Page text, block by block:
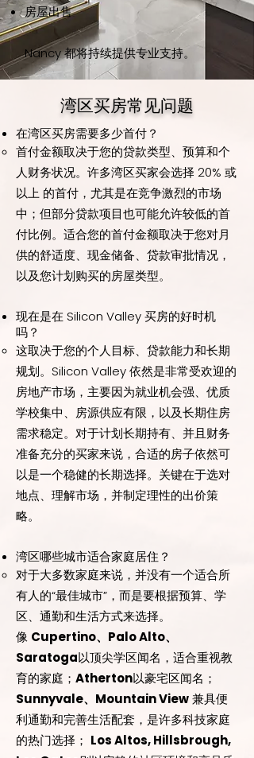
房屋出售
Nancy 都将持续提供专业支持。
湾区买房常见问题
在湾区买房需要多少首付？
首付金额取决于您的贷款类型、预算和个
人财务状况。许多湾区买家会选择 20% 或
以上 的首付，尤其是在竞争激烈的市场
中；但部分贷款项目也可能允许较低的首
付比例。适合您的首付金额取决于您对月
供的舒适度、现金储备、贷款审批情况，
以及您计划购买的房屋类型。
现在是在 Silicon Valley 买房的好时机
吗？
这取决于您的个人目标、贷款能力和长期
规划。Silicon Valley 依然是非常受欢迎的
房地产市场，主要因为就业机会强、优质
学校集中、房源供应有限，以及长期住房
需求稳定。对于计划长期持有、并且财务
准备充分的买家来说，合适的房子依然可
以是一个稳健的长期选择。关键在于选对
地点、理解市场，并制定理性的出价策
略。
湾区哪些城市适合家庭居住？
对于大多数家庭来说，并没有一个适合所
有人的“最佳城市”，而是要根据预算、学
区、通勤和生活方式来选择。
像 Cupertino、Palo Alto、
Saratoga以顶尖学区闻名，适合重视教
育的家庭； Atherton以豪宅区闻名；
Sunnyvale、Mountain View兼具便
利通勤和完善生活配套，是许多科技家庭
的热门选择； Los Altos, Hillsbrough,